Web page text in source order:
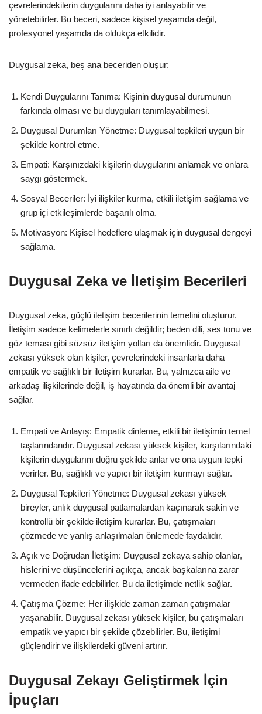
çevrelerindekilerin duygularını daha iyi anlayabilir ve
yönetebilirler. Bu beceri, sadece kişisel yaşamda değil,
profesyonel yaşamda da oldukça etkilidir.
Duygusal zeka, beş ana beceriden oluşur:
Kendi Duygularını Tanıma: Kişinin duygusal durumunun
farkında olması ve bu duyguları tanımlayabilmesi.
Duygusal Durumları Yönetme: Duygusal tepkileri uygun bir
şekilde kontrol etme.
Empati: Karşınızdaki kişilerin duygularını anlamak ve onlara
saygı göstermek.
Sosyal Beceriler: İyi ilişkiler kurma, etkili iletişim sağlama ve
grup içi etkileşimlerde başarılı olma.
Motivasyon: Kişisel hedeflere ulaşmak için duygusal dengeyi
sağlama.
Duygusal Zeka ve İletişim Becerileri
Duygusal zeka, güçlü iletişim becerilerinin temelini oluşturur.
İletişim sadece kelimelerle sınırlı değildir; beden dili, ses tonu ve
göz teması gibi sözsüz iletişim yolları da önemlidir. Duygusal
zekası yüksek olan kişiler, çevrelerindeki insanlarla daha
empatik ve sağlıklı bir iletişim kurarlar. Bu, yalnızca aile ve
arkadaş ilişkilerinde değil, iş hayatında da önemli bir avantaj
sağlar.
Empati ve Anlayış: Empatik dinleme, etkili bir iletişimin temel
taşlarındandır. Duygusal zekası yüksek kişiler, karşılarındaki
kişilerin duygularını doğru şekilde anlar ve ona uygun tepki
verirler. Bu, sağlıklı ve yapıcı bir iletişim kurmayı sağlar.
Duygusal Tepkileri Yönetme: Duygusal zekası yüksek
bireyler, anlık duygusal patlamalardan kaçınarak sakin ve
kontrollü bir şekilde iletişim kurarlar. Bu, çatışmaları
çözmede ve yanlış anlaşılmaları önlemede faydalıdır.
Açık ve Doğrudan İletişim: Duygusal zekaya sahip olanlar,
hislerini ve düşüncelerini açıkça, ancak başkalarına zarar
vermeden ifade edebilirler. Bu da iletişimde netlik sağlar.
Çatışma Çözme: Her ilişkide zaman zaman çatışmalar
yaşanabilir. Duygusal zekası yüksek kişiler, bu çatışmaları
empatik ve yapıcı bir şekilde çözebilirler. Bu, iletişimi
güçlendirir ve ilişkilerdeki güveni artırır.
Duygusal Zekayı Geliştirmek İçin
İpuçları